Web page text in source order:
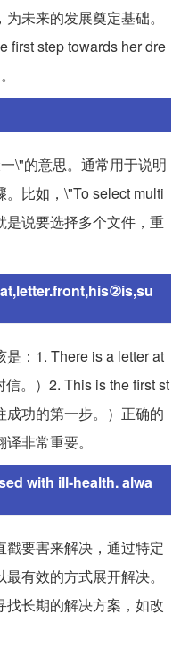
未来的发展奠定基础。
first step towards her dre
\"的意思。通常用于说明
比如，\"To select multi
是说要选择多个文件，重
：1. There is a letter at
。）2. This is the first st
功的第一步。）正确的
非常重要。
with ill-health. alwa
要害来解决，通过特定
有效的方式展开解决。
长期的解决方案，如改